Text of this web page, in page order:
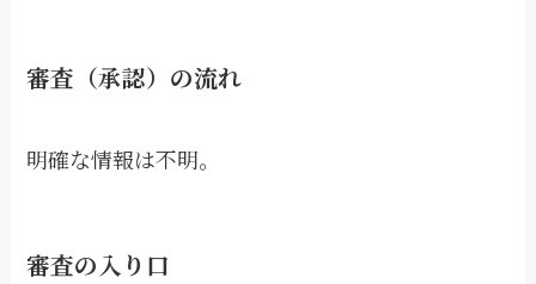
審査（承認）の流れ
明確な情報は不明。
審査の入り口